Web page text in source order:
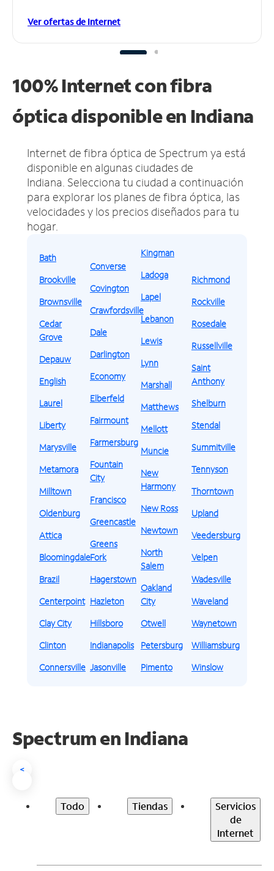
Ver ofertas de Internet
100% Internet con fibra
óptica disponible en Indiana
Internet de fibra óptica de Spectrum ya está
disponible en algunas ciudades de
Indiana. Selecciona tu ciudad a continuación
para explorar los planes de fibra óptica, las
velocidades y los precios diseñados para tu
hogar.
Bath
Brookville
Brownsville
Cedar
Grove
Depauw
English
Laurel
Liberty
Marysville
Metamora
Milltown
Oldenburg
Attica
Bloomingdale
Brazil
Centerpoint
Clay City
Clinton
Connersville
Converse
Covington
Crawfordsville
Dale
Darlington
Economy
Elberfeld
Fairmount
Farmersburg
Fountain
City
Francisco
Greencastle
Greens
Fork
Hagerstown
Hazleton
Hillsboro
Indianapolis
Jasonville
Kingman
Ladoga
Lapel
Lebanon
Lewis
Lynn
Marshall
Matthews
Mellott
Muncie
New
Harmony
New Ross
Newtown
North
Salem
Oakland
City
Otwell
Petersburg
Pimento
Richmond
Rockville
Rosedale
Russellville
Saint
Anthony
Shelburn
Stendal
Summitville
Tennyson
Thorntown
Upland
Veedersburg
Velpen
Wadesville
Waveland
Waynetown
Williamsburg
Winslow
Spectrum en Indiana
<
Todo Tiendas
Servicios
de
Internet